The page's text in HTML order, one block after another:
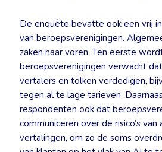
De enquête bevatte ook een vrij
van beroepsverenigingen.
zaken naar voren. Ten eerste
beroepsverenigingen verwacht
vertalers en tolken verdedigen,
tegen al te lage tarieven.
respondenten ook dat
communiceren over de risico’s van
vertalingen, om zo de soms